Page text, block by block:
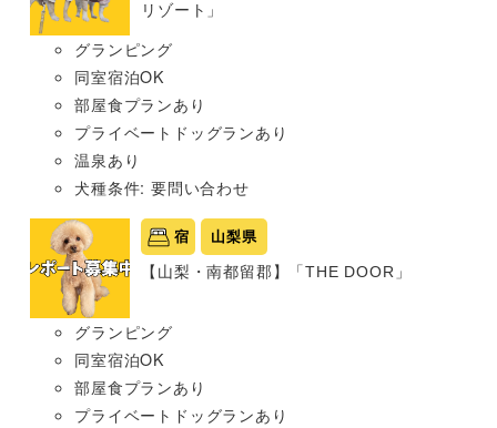
リゾート」
グランピング
同室宿泊OK
部屋食プランあり
プライベートドッグランあり
温泉あり
犬種条件: 要問い合わせ
宿 山梨県
【山梨・南都留郡】「THE DOOR」
グランピング
同室宿泊OK
部屋食プランあり
プライベートドッグランあり